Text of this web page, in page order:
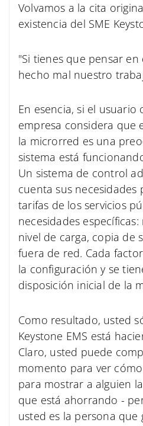
Volvamos a la cita
existencia del SME
"Si tienes que pensar
hecho mal nuestro
En esencia, si el
empresa considera que
la microrred es una
sistema está
Un sistema de control
cuenta sus necesidades
tarifas de los servicios
necesidades
nivel de carga, copia de
fuera de red. Cada
la configuración y se
disposición inicial de la
Como resultado, usted
Keystone EMS está
Claro, usted puede
momento para ver
para mostrar a alguien
que está ahorrando -
usted es la persona que